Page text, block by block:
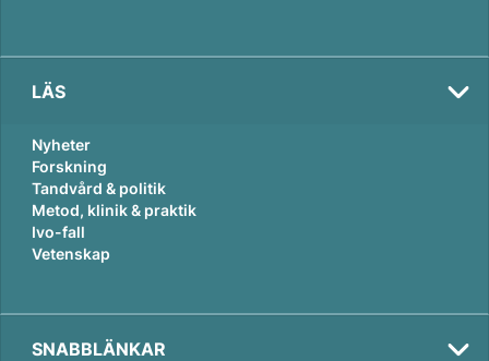
LÄS
Nyheter
Forskning
Tandvård & politik
Metod, klinik & praktik
Ivo-fall
Vetenskap
SNABBLÄNKAR